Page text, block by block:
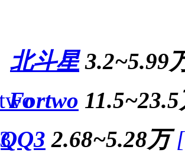
北斗星 3.2~5.99
Fortwo
QQ3 2.68~5.28万